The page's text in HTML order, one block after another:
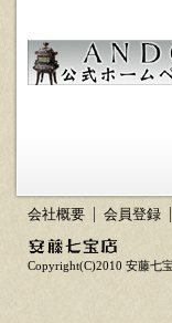
会社概要 会員登録
Copyright(C)2010 安藤七